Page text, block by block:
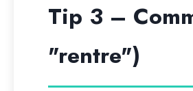
Tip 3 –
"rentre")